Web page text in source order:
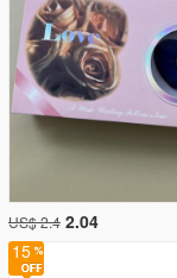
US$ 2.4 2.04
15